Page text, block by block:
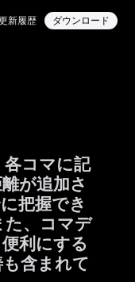
新履歴 ダウンロード
コマに記
が追加さ
把握でき
、コマデ
利にする
含まれて